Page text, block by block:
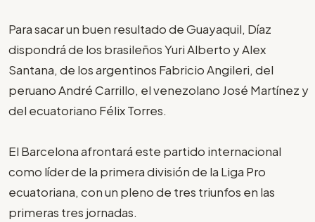
Para sacar un buen resultado de Guayaquil, Díaz
dispondrá de los brasileños Yuri Alberto y Alex
Santana, de los argentinos Fabricio Angileri, del
peruano André Carrillo, el venezolano José Martínez y
del ecuatoriano Félix Torres.
El Barcelona afrontará este partido internacional
como líder de la primera división de la Liga Pro
ecuatoriana, con un pleno de tres triunfos en las
primeras tres jornadas.